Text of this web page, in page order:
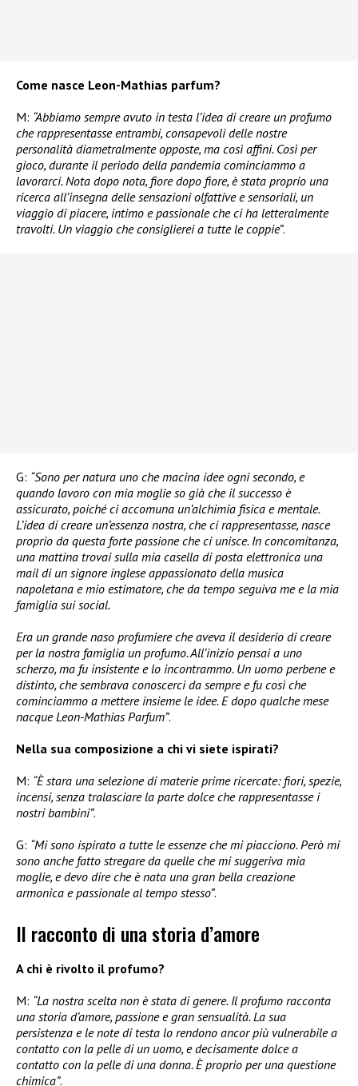
Come nasce Leon-Mathias parfum?
M: “Abbiamo sempre avuto in testa l’idea di creare un profumo
che rappresentasse entrambi, consapevoli delle nostre
personalità diametralmente opposte, ma così affini. Così per
gioco, durante il periodo della pandemia cominciammo a
lavorarci. Nota dopo nota, fiore dopo fiore, è stata proprio una
ricerca all’insegna delle sensazioni olfattive e sensoriali, un
viaggio di piacere, intimo e passionale che ci ha letteralmente
travolti. Un viaggio che consiglierei a tutte le coppie”.
G: “Sono per natura uno che macina idee ogni secondo, e
quando lavoro con mia moglie so già che il successo è
assicurato, poiché ci accomuna un’alchimia fisica e mentale.
L’idea di creare un’essenza nostra, che ci rappresentasse, nasce
proprio da questa forte passione che ci unisce. In concomitanza,
una mattina trovai sulla mia casella di posta elettronica una
mail di un signore inglese appassionato della musica
napoletana e mio estimatore, che da tempo seguiva me e la mia
famiglia sui social.
Era un grande naso profumiere che aveva il desiderio di creare
per la nostra famiglia un profumo. All’inizio pensai a uno
scherzo, ma fu insistente e lo incontrammo. Un uomo perbene e
distinto, che sembrava conoscerci da sempre e fu così che
cominciammo a mettere insieme le idee. E dopo qualche mese
nacque Leon-Mathias Parfum”.
Nella sua composizione a chi vi siete ispirati?
M: “È stara una selezione di materie prime ricercate: fiori, spezie,
incensi, senza tralasciare la parte dolce che rappresentasse i
nostri bambini”.
G: “Mi sono ispirato a tutte le essenze che mi piacciono. Però mi
sono anche fatto stregare da quelle che mi suggeriva mia
moglie, e devo dire che è nata una gran bella creazione
armonica e passionale al tempo stesso”.
Il racconto di una storia d’amore
A chi è rivolto il profumo?
M: “La nostra scelta non è stata di genere. Il profumo racconta
una storia d’amore, passione e gran sensualità. La sua
persistenza e le note di testa lo rendono ancor più vulnerabile a
contatto con la pelle di un uomo, e decisamente dolce a
contatto con la pelle di una donna. È proprio per una questione
chimica”.